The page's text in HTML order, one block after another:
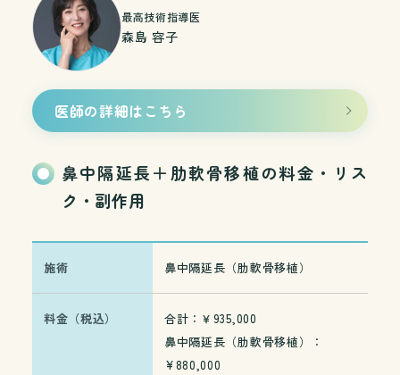
最高技術指導医
森島 容子
医師の詳細はこちら
鼻中隔延長＋肋軟骨移植の料金・リス
ク・副作用
施術 鼻中隔延長（肋軟骨移植）
料金（税込）
合計：￥935,000
鼻中隔延長（肋軟骨移植）：
¥880,000